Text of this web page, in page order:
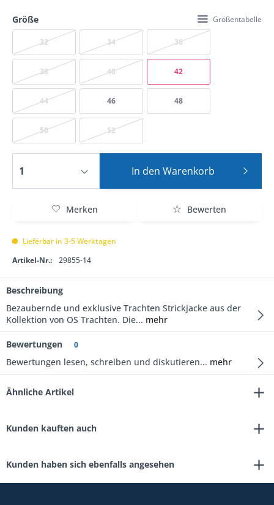
Größe Größentabelle
32 34 36
38 40 42
44 46 48
50 52
In den Warenkorb
Merken Bewerten
Lieferbar in 3-5 Werktagen
Artikel-Nr.:
29855-14
Beschreibung
Bezaubernde und exklusive Trachten Strickjacke aus der
Kollektion von OS Trachten. Die... mehr
Bewertungen 0
Bewertungen lesen, schreiben und diskutieren... mehr
Ähnliche Artikel
Kunden kauften auch
Kunden haben sich ebenfalls angesehen